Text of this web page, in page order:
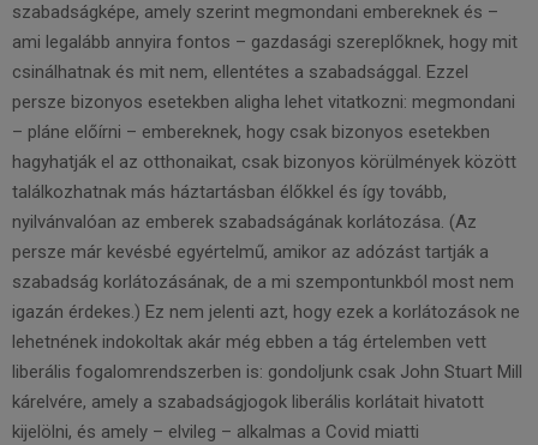
szabadságképe, amely szerint megmondani embereknek és –
ami legalább annyira fontos – gazdasági szereplőknek, hogy mit
csinálhatnak és mit nem, ellentétes a szabadsággal. Ezzel
persze bizonyos esetekben aligha lehet vitatkozni: megmondani
– pláne előírni – embereknek, hogy csak bizonyos esetekben
hagyhatják el az otthonaikat, csak bizonyos körülmények között
találkozhatnak más háztartásban élőkkel és így tovább,
nyilvánvalóan az emberek szabadságának korlátozása. (Az
persze már kevésbé egyértelmű, amikor az adózást tartják a
szabadság korlátozásának, de a mi szempontunkból most nem
igazán érdekes.) Ez nem jelenti azt, hogy ezek a korlátozások ne
lehetnének indokoltak akár még ebben a tág értelemben vett
liberális fogalomrendszerben is: gondoljunk csak John Stuart Mill
kárelvére, amely a szabadságjogok liberális korlátait hivatott
kijelölni, és amely – elvileg – alkalmas a Covid miatti